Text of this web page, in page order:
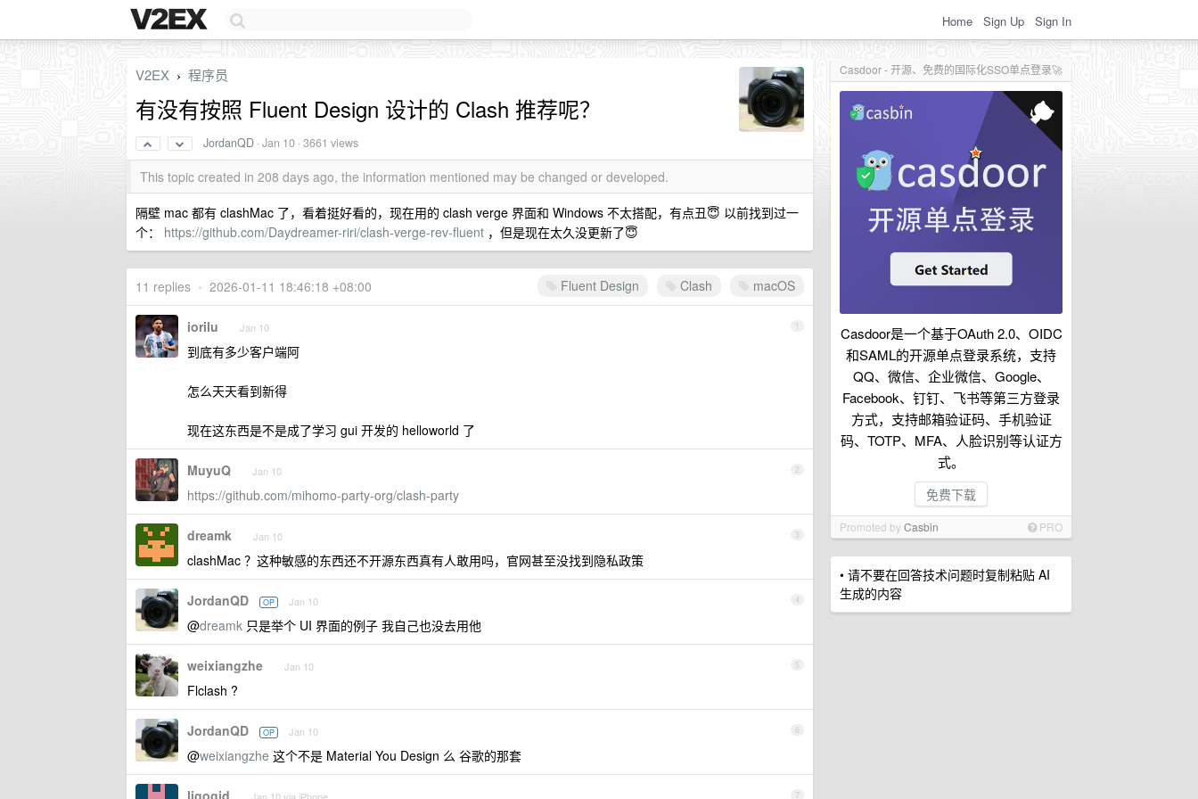
Home Sign Up Sign In
Casdoor - 开源、免费的国际化SSO单点登录🚀
Casdoor是一个基于OAuth 2.0、OIDC
和SAML的开源单点登录系统，支持
QQ、微信、企业微信、Google、
Facebook、钉钉、飞书等第三方登录
方式，支持邮箱验证码、手机验证
码、TOTP、MFA、人脸识别等认证方
式。
免费下载
Promoted byCasbin PRO
• 请不要在回答技术问题时复制粘贴 AI
生成的内容
V2EX › 程序员
有没有按照 Fluent Design 设计的 Clash 推荐呢？
JordanQD ·Jan 10 · 3661 views
This topic created in 208 days ago, the information mentioned may be changed or developed.
隔壁 mac 都有 clashMac 了，看着挺好看的，现在用的 clash verge 界面和 Windows 不太搭配，有点丑😇 以前找到过一
个： https://github.com/Daydreamer-riri/clash-verge-rev-fluent ，但是现在太久没更新了😇
Fluent Design Clash macOS
11 replies • 2026-01-11 18:46:18 +08:00
1
iorilu Jan 10
到底有多少客户端阿
怎么天天看到新得
现在这东西是不是成了学习 gui 开发的 helloworld 了
2
MuyuQ Jan 10
https://github.com/mihomo-party-org/clash-party
3
dreamk Jan 10
clashMac ？这种敏感的东西还不开源东西真有人敢用吗，官网甚至没找到隐私政策
4
JordanQD OP Jan 10
@dreamk 只是举个 UI 界面的例子 我自己也没去用他
5
weixiangzhe Jan 10
Flclash ?
6
JordanQD OP Jan 10
@weixiangzhe 这个不是 Material You Design 么 谷歌的那套
7
ligogid